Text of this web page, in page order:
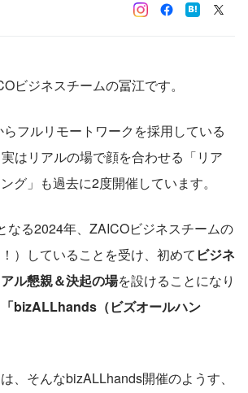
ビジネスチームの冨江です。
フルリモートワークを採用している
はリアルの場で顔を合わせる「リア
グ」も過去に2度開催しています。
なる2024年、ZAICOビジネスチームの
）していることを受け、初めて ビジネ
ル懇親＆決起の場を設けることになり
「bizALLhands（ビズオールハン
、そんなbizALLhands開催のようす、